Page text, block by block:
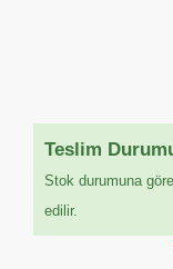
Teslim
Stok durumuna
edilir.